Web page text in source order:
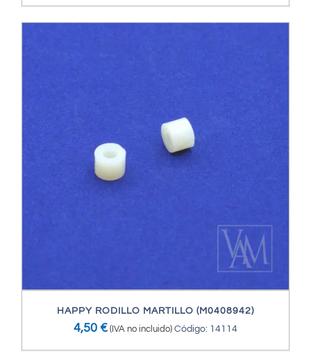
HAPPY RODILLO MARTILLO (M0408942)
4,50 € (IVA no incluido) Código: 14114